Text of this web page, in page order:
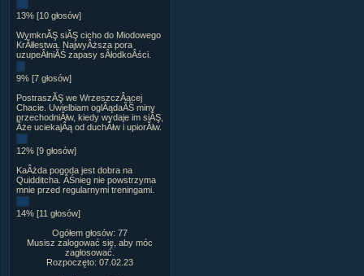
13% [10 głosów]
WymknĂŞ siĂŞ cicho do Miodowego
KrĂłlestwa. NajwyÂższa pora
uzupeÂłniĂŚ zapasy sÂłodkoÂści.
9% [7 głosów]
PostraszĂŞ we WrzeszczÂącej
Chacie. Uwielbiam oglÂądaĂŚ miny
przechodniĂłw, kiedy wydaje im siĂŞ,
Âże uciekajÂą od duchĂłw i upiorĂłw.
12% [9 głosów]
KaÂżda pogoda jest dobra na
Quidditcha. ÂŚnieg nie powstrzyma
mnie przed regularnymi treningami.
14% [11 głosów]
Ogółem głosów: 77
Musisz zalogować się, aby móc
zagłosować.
Rozpoczęto: 07.02.23